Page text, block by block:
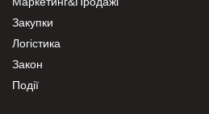
Закупки
Логістика
Закон
Події